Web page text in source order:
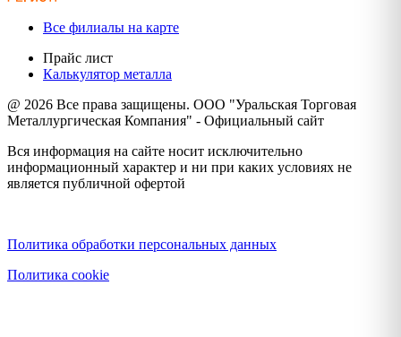
Все филиалы на карте
Прайс лист
Калькулятор металла
@ 2026 Все права защищены. ООО "Уральская Торговая
Металлургическая Компания" - Официальный сайт
Вся информация на сайте носит исключительно
информационный характер и ни при каких условиях не
является публичной офертой
Политика обработки персональных данных
Политика cookie